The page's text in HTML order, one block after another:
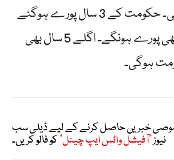
اسمبلی میں رکے گی۔ حکومت کے 3 سال پورے ہوگئے
ہیں اوراگلے 2 سال بھی پورے ہونگے۔ اگلے 5 سال بھی
ہوگی۔
خبریں حاصل کرنے کے لیے ڈیلی سب
نیوز"آفیشل واٹس ایپ چینل"کو فالو کریں۔